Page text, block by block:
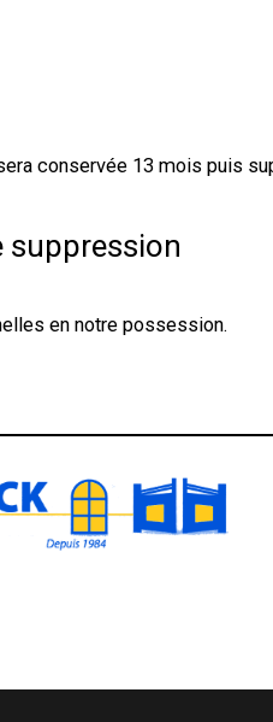
conservée 13 mois puis
suppression
en notre possession.